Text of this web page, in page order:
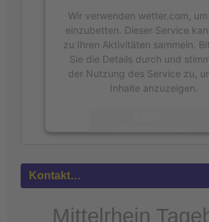
Wir verwenden wetter.com,
einzubetten. Dieser Service
zu Ihren Aktivitäten sammeln.
Sie die Details durch und
der Nutzung des Service zu,
Inhalte anzuzeigen.
powered by
Kontakt…
Mittelrhein